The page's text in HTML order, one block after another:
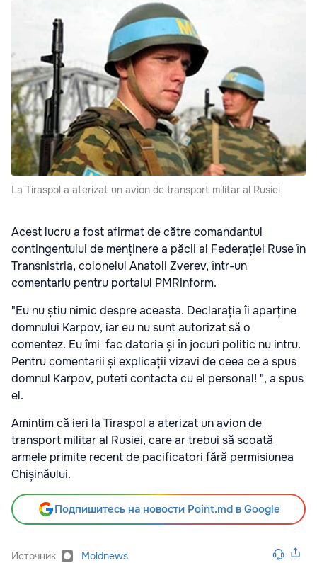
La Tiraspol a aterizat un avion de transport militar al Rusiei
Acest lucru a fost afirmat de către comandantul
contingentului de menținere a păcii al Federației Ruse în
Transnistria, colonelul Anatoli Zverev, într-un
comentariu pentru portalul PMRinform.
"Eu nu știu nimic despre aceasta. Declarația îi aparține
domnului Karpov, iar eu nu sunt autorizat să o
comentez. Eu îmi fac datoria și în jocuri politic nu intru.
Pentru comentarii și explicații vizavi de ceea ce a spus
domnul Karpov, puteti contacta cu el personal! ", a spus
el.
Amintim că ieri la Tiraspol a aterizat un avion de
transport militar al Rusiei, care ar trebui să scoată
armele primite recent de pacificatori fără permisiunea
Chișinăului.
Подпишитесь на новости Point.md в Google
Источник Moldnews